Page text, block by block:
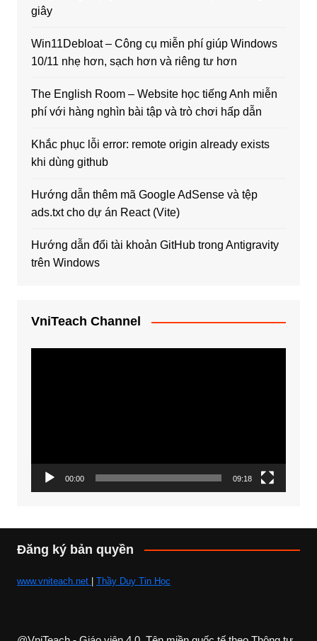
giây
Win11Debloat – Công cụ miễn phí giúp Windows
10/11 nhẹ hơn, sạch hơn và riêng tư hơn
The English Room – Website học tiếng Anh miễn
phí với hàng nghìn bài tập và trò chơi hấp dẫn
Khắc phục lỗi error: remote origin already exists
khi dùng github
Hướng dẫn thêm mã Google AdSense và tệp
ads.txt cho dự án React (Vite)
Hướng dẫn đổi tài khoản GitHub trong Antigravity
trên Windows
VniTeach Channel
00:00 09:18
Đăng ký bản quyền
www.vniteach.net | Thầy Duy Tin Học